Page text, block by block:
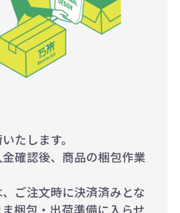
たします。
確認後、商品の梱包作業
ご注文時に決済済みとな